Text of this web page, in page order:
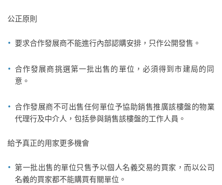
公正原則
要求合作發展商不能進行內部認購安排，只作公開發售。
合作發展商挑選第一批出售的單位，必須得到市建局的同
意。
合作發展商不可出售任何單位予協助銷售推廣該樓盤的物業
代理行及中介人，包括參與銷售該樓盤的工作人員。
給予真正的用家更多機會
第一批出售的單位只售予以個人名義交易的買家，而以公司
名義的買家都不能購買有關單位。